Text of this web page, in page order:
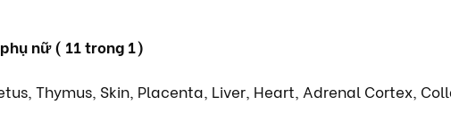
nữ ( 11 trong 1)
Thymus, Skin, Placenta, Liver, Heart, Adrenal Cortex,